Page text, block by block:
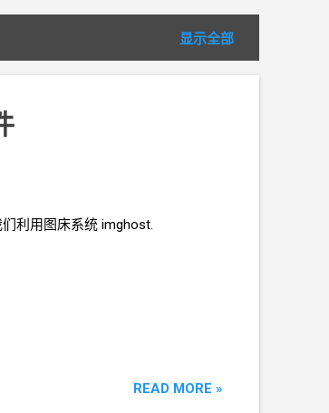
显示全部
利用图床系统 imghost.
READ MORE »